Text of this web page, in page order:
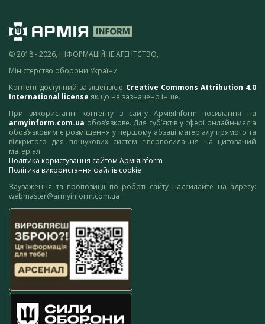
© 2018 - 2026, ІНФОРМАЦІЙНЕ АГЕНТСТВО,
Міністерство оборони України
Контент доступний за ліцензією Creative Commons Attribution 4.0
International license якщо не зазначено інше.
При використанні контенту з сайту АрміяInform посилання на
armyinform.com.ua обов’язкове. Для суб’єктів у сфері онлайн-медіа
обов’язковим є розміщення у першому абзаці матеріалу прямого та
відкритого для пошукових систем гіперпосилання на цитований
матеріал.
Політика користування сайтом АрміяInform
Політика використання файлів cookie
Зауваження та пропозиції по роботі сайту надсилайте на адресу:
webmaster@armyinform.com.ua